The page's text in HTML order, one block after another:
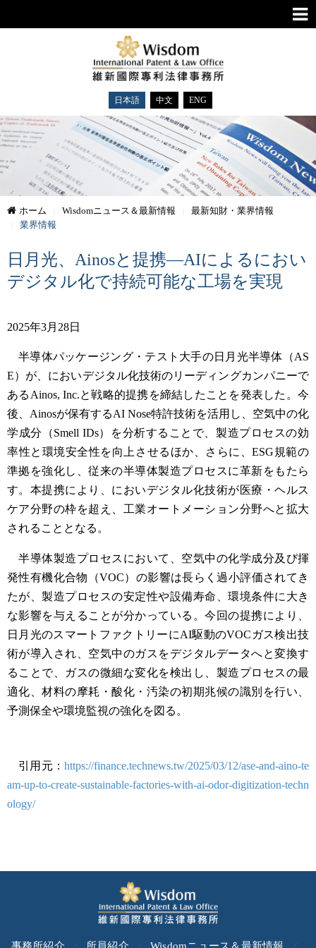
日本語 中文 ENG
ホーム Wisdomニュース＆最新情報
最新知財・業界情報
業界情報
日月光、Ainosと提携—AIによるにおい
デジタル化で持続可能な工場を実現
2025年3月28日
半導体パッケージング・テスト大手の日月光半導体（AS
E）が、においデジタル化技術のリーディングカンパニーで
あるAinos, Inc.と戦略的提携を締結したことを発表した。今
後、Ainosが保有するAI Nose特許技術を活用し、空気中の化
学成分（Smell IDs）を分析することで、製造プロセスの効
率性と環境安全性を向上させるほか、さらに、ESG規範の
準拠を強化し、従来の半導体製造プロセスに革新をもたら
す。本提携により、においデジタル化技術が医療・ヘルス
ケア分野の枠を超え、工業オートメーション分野へと拡大
されることとなる。
半導体製造プロセスにおいて、空気中の化学成分及び揮
発性有機化合物（VOC）の影響は長らく過小評価されてき
たが、製造プロセスの安定性や設備寿命、環境条件に大き
な影響を与えることが分かっている。今回の提携により、
日月光のスマートファクトリーにAI駆動のVOCガス検出技
術が導入され、空気中のガスをデジタルデータへと変換す
ることで、ガスの微細な変化を検出し、製造プロセスの最
適化、材料の摩耗・酸化・汚染の初期兆候の識別を行い、
予測保全や環境監視の強化を図る。
引用元： https://finance.technews.tw/2025/03/12/ase-and-aino-te
am-up-to-create-sustainable-factories-with-ai-odor-digitization-techn
ology/